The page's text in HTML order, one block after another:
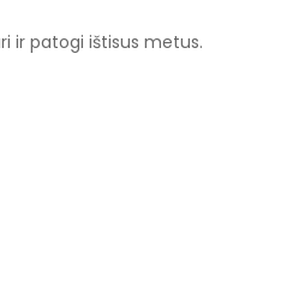
ir patogi ištisus metus.